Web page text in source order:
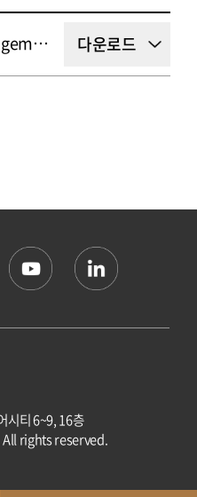
웅진 Global Audit Management Solution 소개서 다운로드
시티 6~9, 16층
rights reserved.